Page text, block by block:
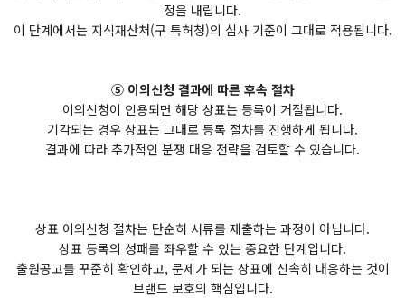
정을 내립니다.
이 단계에서는 지식재산처(구 특허청)의 심사 기준이 그대로 적용됩니다.
⑤ 이의신청 결과에 따른 후속 절차
이의신청이 인용되면 해당 상표는 등록이 거절됩니다.
기각되는 경우 상표는 그대로 등록 절차를 진행하게 됩니다.
결과에 따라 추가적인 분쟁 대응 전략을 검토할 수 있습니다.
상표 이의신청 절차는 단순히 서류를 제출하는 과정이 아닙니다.
상표 등록의 성패를 좌우할 수 있는 중요한 단계입니다.
출원공고를 꾸준히 확인하고, 문제가 되는 상표에 신속히 대응하는 것이
브랜드 보호의 핵심입니다.